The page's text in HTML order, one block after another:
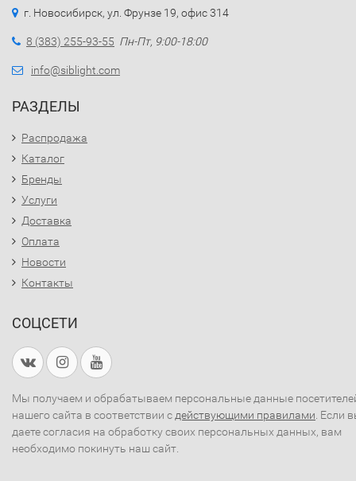
г. Новосибирск, ул. Фрунзе 19, офис 314
8 (383) 255-93-55 Пн-Пт, 9:00-18:00
info@siblight.com
РАЗДЕЛЫ
Распродажа
Каталог
Бренды
Услуги
Доставка
Оплата
Новости
Контакты
СОЦСЕТИ
Мы получаем и обрабатываем персональные данные
нашего сайта в соответствии с действующими правилами . Если
даете согласия на обработку своих персональных данных, вам
необходимо покинуть наш сайт.